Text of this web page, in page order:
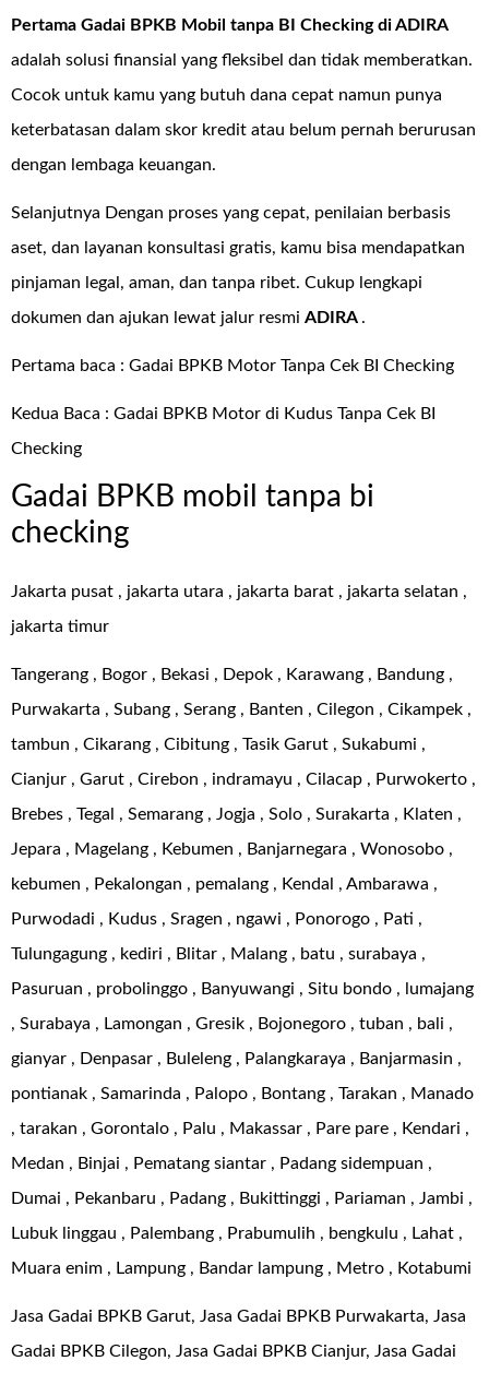
Pertama Gadai BPKB Mobil tanpa BI Checking diADIRA
adalah solusi finansial yang fleksibel dan tidak memberatkan.
Cocok untuk kamu yang butuh dana cepat namun punya
keterbatasan dalam skor kredit atau belum pernah berurusan
dengan lembaga keuangan.
Selanjutnya Dengan proses yang cepat, penilaian berbasis
aset, dan layanan konsultasi gratis, kamu bisa mendapatkan
pinjaman legal, aman, dan tanpa ribet. Cukup lengkapi
dokumen dan ajukan lewat jalur resmi ADIRA .
Pertama baca : Gadai BPKB Motor Tanpa Cek BI Checking
Kedua Baca : Gadai BPKB Motor di Kudus Tanpa Cek BI
Checking
Gadai BPKB mobil tanpa bi
checking
Jakarta pusat , jakarta utara , jakarta barat , jakarta selatan ,
jakarta timur
Tangerang , Bogor , Bekasi , Depok , Karawang , Bandung ,
Purwakarta , Subang , Serang , Banten , Cilegon , Cikampek ,
tambun , Cikarang , Cibitung , Tasik Garut , Sukabumi ,
Cianjur , Garut , Cirebon , indramayu , Cilacap , Purwokerto ,
Brebes , Tegal , Semarang , Jogja , Solo , Surakarta , Klaten ,
Jepara , Magelang , Kebumen , Banjarnegara , Wonosobo ,
kebumen , Pekalongan , pemalang , Kendal , Ambarawa ,
Purwodadi , Kudus , Sragen , ngawi , Ponorogo , Pati ,
Tulungagung , kediri , Blitar , Malang , batu , surabaya ,
Pasuruan , probolinggo , Banyuwangi , Situ bondo , lumajang
, Surabaya , Lamongan , Gresik , Bojonegoro , tuban , bali ,
gianyar , Denpasar , Buleleng , Palangkaraya , Banjarmasin ,
pontianak , Samarinda , Palopo , Bontang , Tarakan , Manado
, tarakan , Gorontalo , Palu , Makassar , Pare pare , Kendari ,
Medan , Binjai , Pematang siantar , Padang sidempuan ,
Dumai , Pekanbaru , Padang , Bukittinggi , Pariaman , Jambi ,
Lubuk linggau , Palembang , Prabumulih , bengkulu , Lahat ,
Muara enim , Lampung , Bandar lampung , Metro , Kotabumi
Jasa Gadai BPKB Garut, Jasa Gadai BPKB Purwakarta, Jasa
Gadai BPKB Cilegon, Jasa Gadai BPKB Cianjur, Jasa Gadai